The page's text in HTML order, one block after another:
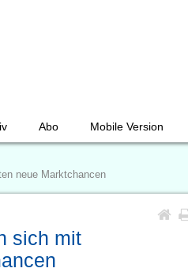
Abo Mobile Version
neue Marktchancen
sich mit